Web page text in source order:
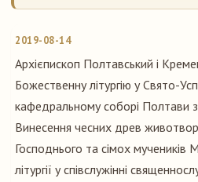
2019-08-14
Архієпископ Полтавський і
Божественну літургію у Свято-
кафедральному соборі Полтави
Винесення чесних древ
Господнього та сімох мучеників
літургії у співслужінні